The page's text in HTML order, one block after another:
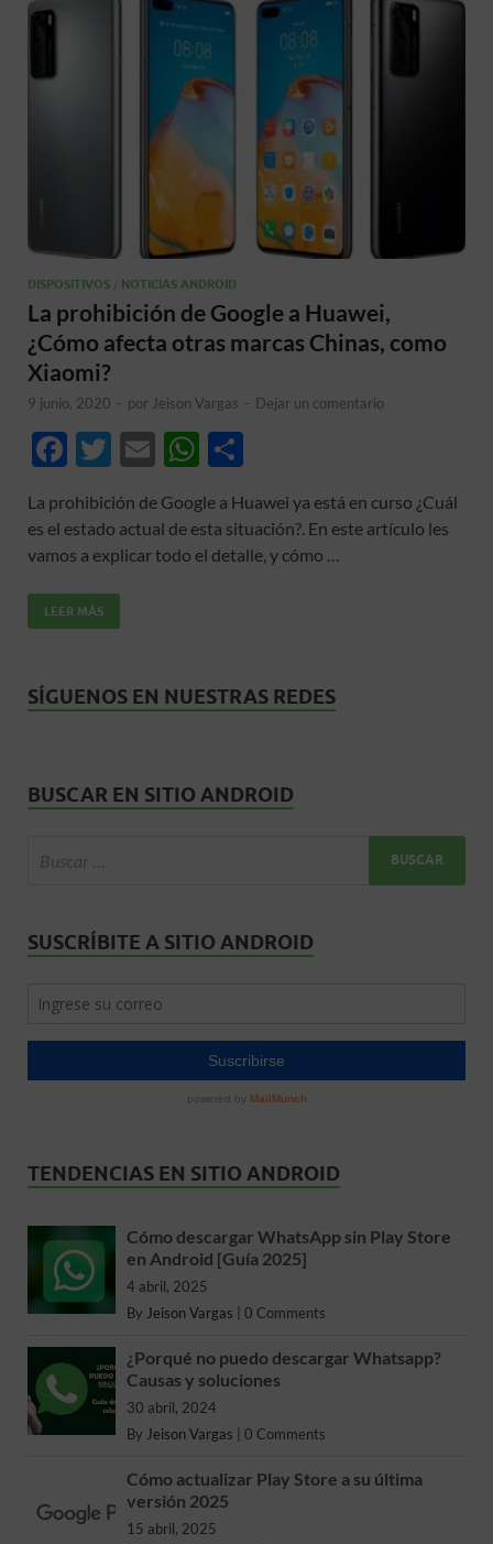
DISPOSITIVOS NOTICIAS ANDROID
La prohibición de Google a Huawei,
¿Cómo afecta otras marcas Chinas, como
Xiaomi?
9 junio, 2020 - por Jeison Vargas - Dejar un comentario
F
e
b
o
o
T
itt
er
E
ail
W
at
s
m
p
La prohibición de Google a Huawei ya está en curso ¿Cuál
es el estado actual de esta situación?. En este artículo les
vamos a explicar todo el detalle, y cómo …
LEER MÁS
SÍGUENOS EN NUESTRAS REDES
BUSCAR EN SITIO ANDROID
SUSCRÍBITE A SITIO ANDROID
TENDENCIAS EN SITIO ANDROID
Cómo descargar WhatsApp sin Play Store
en Android [Guía 2025]
4 abril, 2025
By Jeison Vargas 0 Comments
¿Porqué no puedo descargar Whatsapp?
Causas y soluciones
30 abril, 2024
By Jeison Vargas 0 Comments
Cómo actualizar Play Store a su última
versión 2025
15 abril, 2025